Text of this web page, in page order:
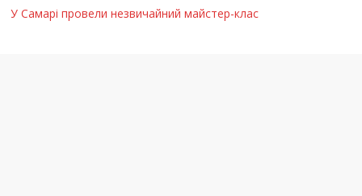
У Самарі провели незвичайний майстер-клас